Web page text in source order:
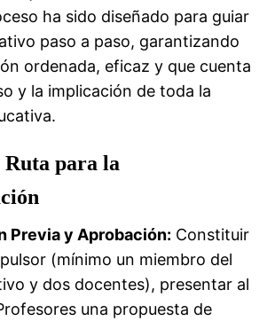
ha sido diseñado para guiar
paso a paso, garantizando
ordenada, eficaz y que cuenta
y la implicación de toda la
Ruta para la
Previa y Aprobación: Constituir
(mínimo un miembro del
y dos docentes), presentar al
una propuesta de